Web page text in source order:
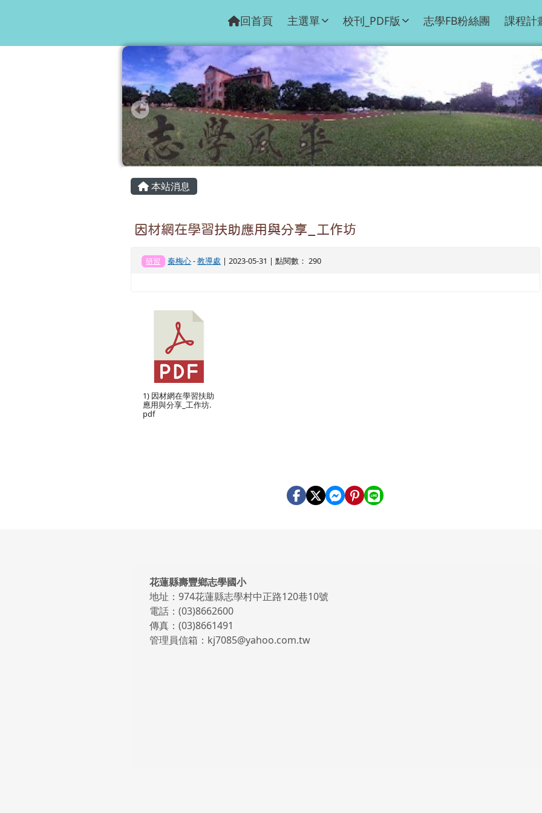
回首頁 主選單 校刊_PDF版 志學FB粉絲團 課程計
主內容區域
本站消息
因材網在學習扶助應用與分享_工作坊
研習 秦梅心-教導處 | 2023-05-31 | 點閱數： 290
1) 因材網在學習扶助
應用與分享_工作坊.
pdf
頁尾區域內容
花蓮縣壽豐鄉志學國小
地址：974花蓮縣志學村中正路120巷10號
電話：(03)8662600
傳真：(03)8661491
管理員信箱：kj7085@yahoo.com.tw